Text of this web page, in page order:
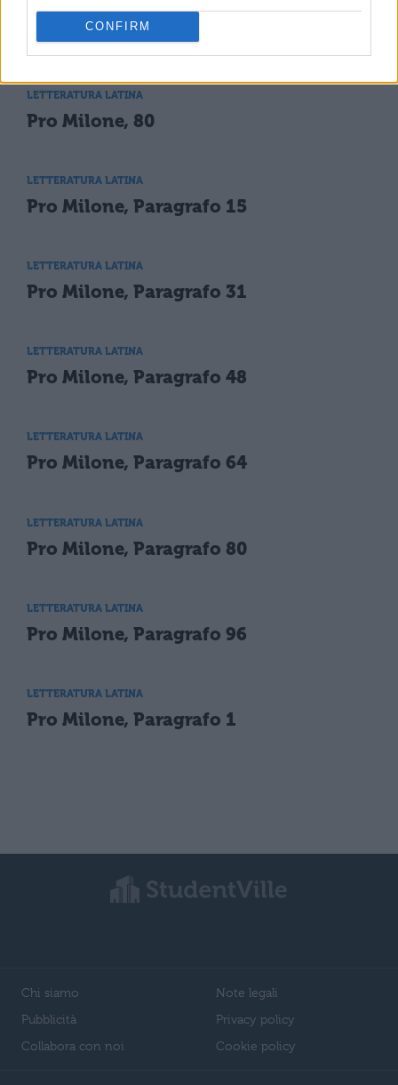
CONFIRM
TI POTREBBE INTERESSARE
LETTERATURA LATINA
Pro Milone, 80
LETTERATURA LATINA
Pro Milone, Paragrafo 15
LETTERATURA LATINA
Pro Milone, Paragrafo 31
LETTERATURA LATINA
Pro Milone, Paragrafo 48
LETTERATURA LATINA
Pro Milone, Paragrafo 64
LETTERATURA LATINA
Pro Milone, Paragrafo 80
LETTERATURA LATINA
Pro Milone, Paragrafo 96
LETTERATURA LATINA
Pro Milone, Paragrafo 1
Chi siamo
Pubblicità
Collabora con noi
Note legali
Privacy policy
Cookie policy